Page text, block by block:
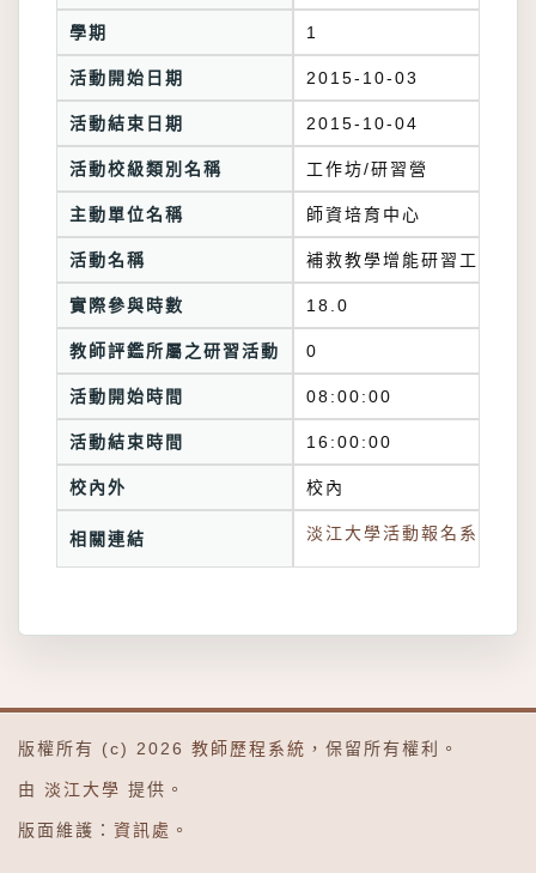
學期 1
活動開始日期 2015-10-03
活動結束日期 2015-10-04
活動校級類別名稱 工作坊/研習營
主動單位名稱 師資培育中心
活動名稱 補救教學增能研習工作坊
實際參與時數 18.0
教師評鑑所屬之研習活動 0
活動開始時間 08:00:00
活動結束時間 16:00:00
校內外 校內
相關連結 淡江大學活動報名系統連結
版權所有 (c) 2026 教師歷程系統 ，保留所有權利。
由 淡江大學 提供。
版面維護： 資訊處 。